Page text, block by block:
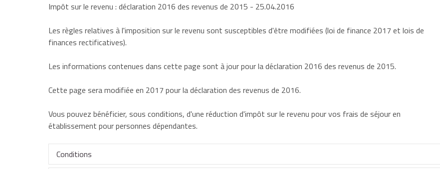
Impôt sur le revenu : déclaration 2016 des revenus de 2015 - 25.04.2016
Les règles relatives à l'imposition sur le revenu sont susceptibles d'être modifiées (loi de finance 2017 et lois de
finances rectificatives).
Les informations contenues dans cette page sont à jour pour la déclaration 2016 des revenus de 2015.
Cette page sera modifiée en 2017 pour la déclaration des revenus de 2016.
Vous pouvez bénéficier, sous conditions, d'une réduction d'impôt sur le revenu pour vos frais de séjour en
établissement pour personnes dépendantes.
Conditions